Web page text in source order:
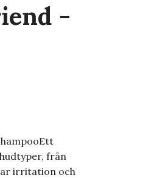
-
från
irritation och